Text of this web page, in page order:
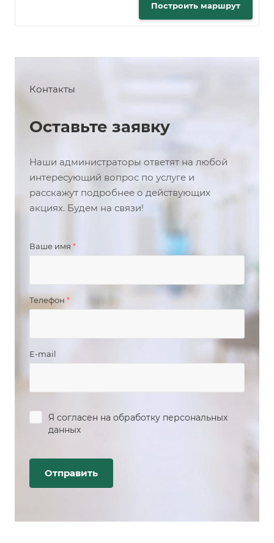
Построить маршрут
Контакты
Оставьте заявку
Наши администраторы ответят на любой
интересующий вопрос по услуге и
расскажут подробнее о действующих
акциях. Будем на связи!
Ваше имя *
Телефон *
E-mail
Я согласен на обработку персональных
данных